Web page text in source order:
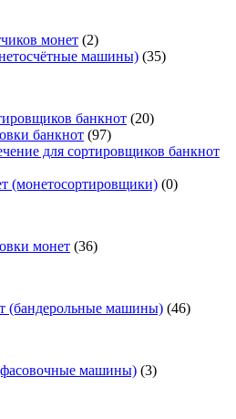
монет (2)
машины) (35)
банкнот (20)
банкнот (97)
для сортировщиков банкнот
(монетосортировщики) (0)
монет (36)
(бандерольные машины) (46)
машины) (3)